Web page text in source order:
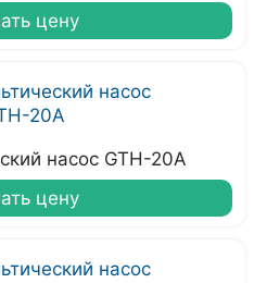
цену
насос GTH-20A
цену